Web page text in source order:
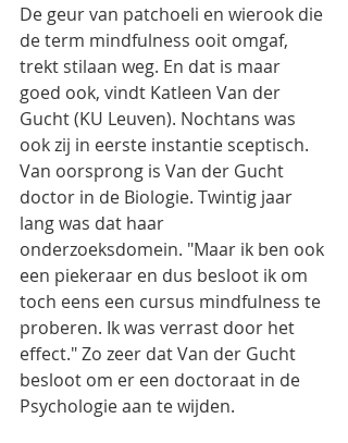
De geur van patchoeli en wierook die
de term mindfulness ooit omgaf,
trekt stilaan weg. En dat is maar
goed ook, vindt Katleen Van der
Gucht (KU Leuven). Nochtans was
ook zij in eerste instantie sceptisch.
Van oorsprong is Van der Gucht
doctor in de Biologie. Twintig jaar
lang was dat haar
onderzoeksdomein. "Maar ik ben ook
een piekeraar en dus besloot ik om
toch eens een cursus mindfulness te
proberen. Ik was verrast door het
effect." Zo zeer dat Van der Gucht
besloot om er een doctoraat in de
Psychologie aan te wijden.